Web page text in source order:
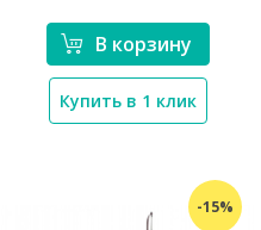
В корзину
Купить в 1 клик
-15%